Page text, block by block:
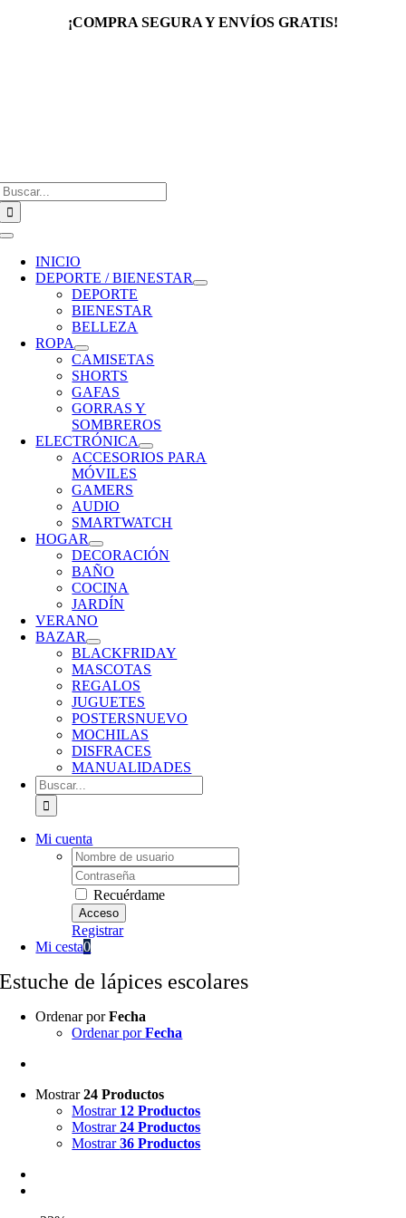
¡COMPRA SEGURA Y ENVÍOS GRATIS!
Toggle
Navigation
INICIO
DEPORTE / BIENESTAR
DEPORTE
BIENESTAR
BELLEZA
ROPA
CAMISETAS
SHORTS
GAFAS
GORRAS Y
SOMBREROS
ELECTRÓNICA
ACCESORIOS PARA
MÓVILES
GAMERS
AUDIO
SMARTWATCH
HOGAR
DECORACIÓN
BAÑO
COCINA
JARDÍN
VERANO
BAZAR
BLACKFRIDAY
MASCOTAS
REGALOS
JUGUETES
POSTERSNUEVO
MOCHILAS
DISFRACES
MANUALIDADES
Buscar:
Mi cuenta
Username:
Password:
Recuérdame
Registrar
Mi cesta0
Estuche de lápices escolares
Ordenar porFecha
Ordenar porFecha
Mostrar24 Productos
Mostrar 12 Productos
Mostrar24 Productos
Mostrar36 Productos